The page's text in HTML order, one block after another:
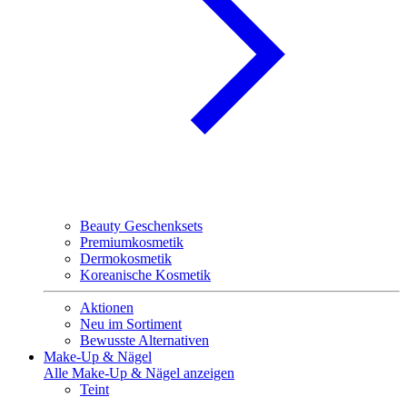
Beauty Geschenksets
Premiumkosmetik
Dermokosmetik
Koreanische Kosmetik
Aktionen
Neu im Sortiment
Bewusste Alternativen
Make-Up & Nägel
Alle Make-Up & Nägel anzeigen
Teint